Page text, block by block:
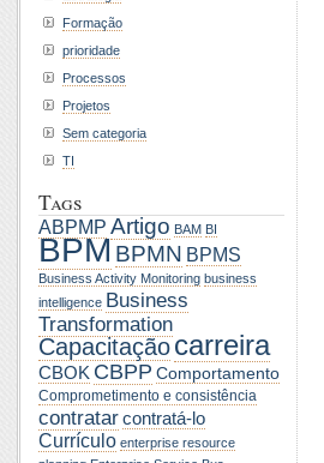
Formação
prioridade
Processos
Projetos
Sem categoria
TI
Tags
ABPMP Artigo BAM BI
BPMBPMN BPMS
Business Activity Monitoring business
intelligence Business
Transformation
Capacitaçãocarreira
CBOK CBPP Comportamento
Comprometimento e consistência
contratarcontratá-lo
Currículo enterprise resource